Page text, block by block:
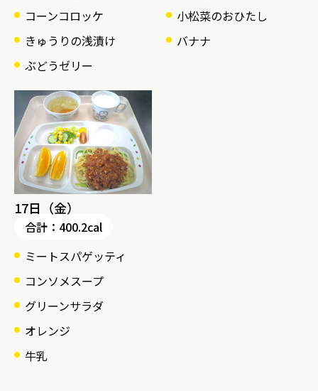
コーンコロッケ
きゅうりの浅漬け
ぶどうゼリー
小松菜のおひたし
バナナ
17日（金）
合計：400.2cal
ミートスパゲッティ
コンソメスープ
グリーンサラダ
オレンジ
牛乳